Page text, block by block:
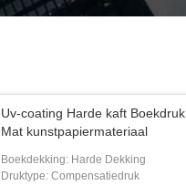
Uv-coating Harde kaft Boekdruk
Mat kunstpapiermateriaal
Boekdekking: Harde Dekking
Druktype: Compensatiedruk